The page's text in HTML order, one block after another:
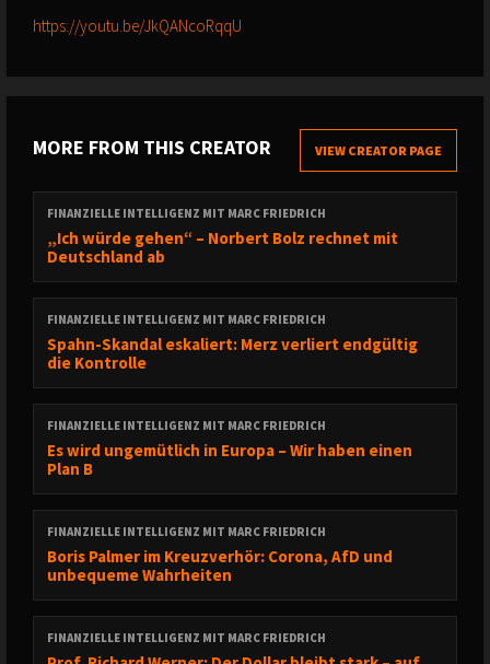
https://youtu.be/JkQANcoRqqU
MORE FROM THIS CREATOR VIEW CREATOR PAGE
FINANZIELLE INTELLIGENZ MIT MARC FRIEDRICH
„Ich würde gehen“ – Norbert Bolz rechnet mit
Deutschland ab
FINANZIELLE INTELLIGENZ MIT MARC FRIEDRICH
Spahn-Skandal eskaliert: Merz verliert endgültig
die Kontrolle
FINANZIELLE INTELLIGENZ MIT MARC FRIEDRICH
Es wird ungemütlich in Europa – Wir haben einen
Plan B
FINANZIELLE INTELLIGENZ MIT MARC FRIEDRICH
Boris Palmer im Kreuzverhör: Corona, AfD und
unbequeme Wahrheiten
FINANZIELLE INTELLIGENZ MIT MARC FRIEDRICH